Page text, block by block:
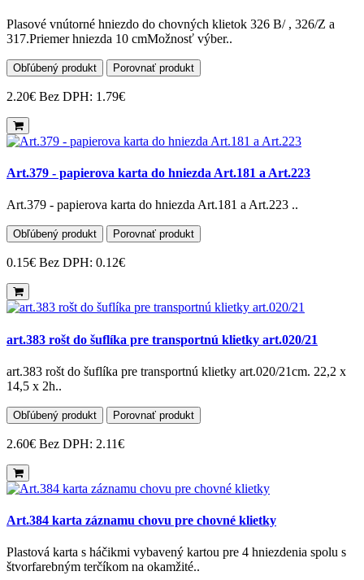
Plasové vnútorné hniezdo do chovných klietok 326 B/ , 326/Z a
317.Priemer hniezda 10 cmMožnosť výber..
Obľúbený produkt Porovnať produkt
2.20€ Bez DPH: 1.79€
Art.379 - papierova karta do hniezda Art.181 a Art.223
Art.379 - papierova karta do hniezda Art.181 a Art.223 ..
Obľúbený produkt Porovnať produkt
0.15€ Bez DPH: 0.12€
art.383 rošt do šuflíka pre transportnú klietky art.020/21
art.383 rošt do šuflíka pre transportnú klietky art.020/21cm. 22,2 x
14,5 x 2h..
Obľúbený produkt Porovnať produkt
2.60€ Bez DPH: 2.11€
Art.384 karta záznamu chovu pre chovné klietky
Plastová karta s háčikmi vybavený kartou pre 4 hniezdenia spolu s
štvorfarebným terčíkom na okamžité..